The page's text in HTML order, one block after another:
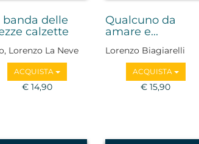
banda delle
calzette
Lorenzo La Neve
ACQUISTA
€ 14,90
Qualcuno da
amare e...
Lorenzo Biagiarelli
ACQUISTA
€ 15,90